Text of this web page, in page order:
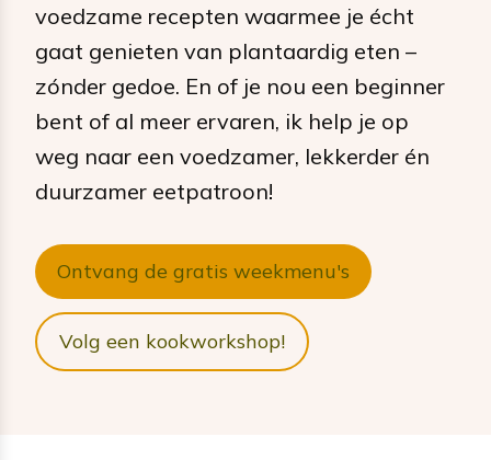
voedzame recepten waarmee je écht
gaat genieten van plantaardig eten –
zónder gedoe. En of je nou een beginner
bent of al meer ervaren, ik help je op
weg naar een voedzamer, lekkerder én
duurzamer eetpatroon!
Ontvang de gratis weekmenu's
Volg een kookworkshop!